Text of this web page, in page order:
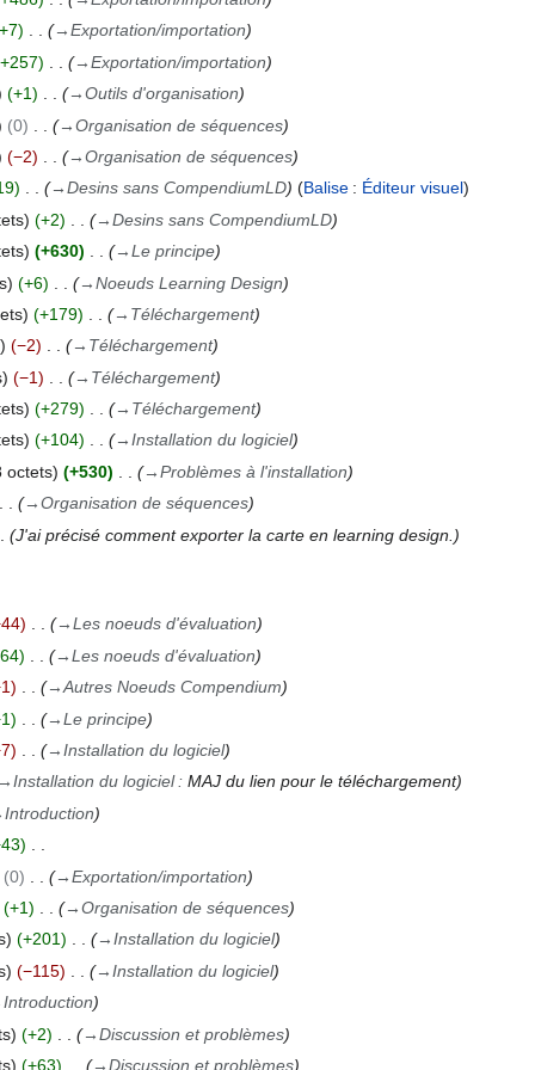
→Exportation/importation
+257
→Exportation/importation
+1
→Outils d'organisation
0
→Organisation de séquences
−2
→Organisation de séquences
→Desins sans CompendiumLD Balise: Éditeur visuel
+2 →Desins sans CompendiumLD
+630 →Le principe
+6 →Noeuds Learning Design
+179 → Téléchargement
−2
→ Téléchargement
−1 → Téléchargement
+279 → Téléchargement
+104 →Installation du logiciel
octets
+530 →Problèmes à l'installation
→Organisation de séquences
J'ai précisé comment exporter la carte en learning design.
→Les noeuds d'évaluation
→Les noeuds d'évaluation
→Autres Noeuds Compendium
→Le principe
→Installation du logiciel
Installation du logiciel: MAJ du lien pour le téléchargement
Introduction
0
→Exportation/importation
+1
→Organisation de séquences
+201 →Installation du logiciel
−115 →Installation du logiciel
Introduction
+2 →Discussion et problèmes
+63 →Discussion et problèmes